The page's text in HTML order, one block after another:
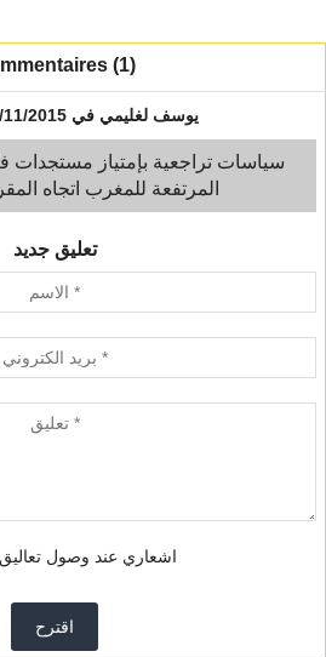
(1)
يوسف لغليمي في 18/11/2015 00:33
سياسات تراجعية بإمتياز مستجدات
المرتفعة للمغرب اتجاه
تعليق جديد
اشعاري عند وصول
اقترح